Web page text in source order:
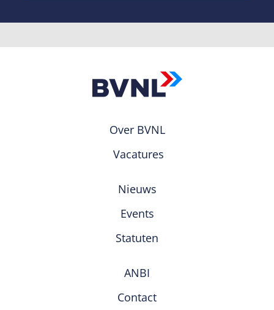
Over BVNL
Vacatures
Nieuws
Events
Statuten
ANBI
Contact